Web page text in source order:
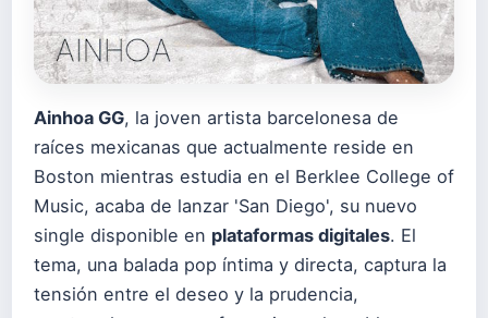
Ainhoa GG, la joven artista barcelonesa de
raíces mexicanas que actualmente reside en
Boston mientras estudia en el Berklee College of
Music, acaba de lanzar 'San Diego', su nuevo
single disponible en plataformas digitales. El
tema, una balada pop íntima y directa, captura la
tensión entre el deseo y la prudencia,